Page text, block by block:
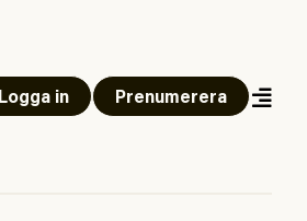
Logga in Prenumerera